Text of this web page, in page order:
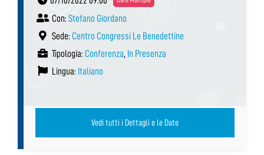
Con: Stefano Giordano
Sede: Centro Congressi Le Benedettine
Tipologia: Conferenza, In Presenza
Lingua: Italiano
Vedi tutti i Dettagli e le Date